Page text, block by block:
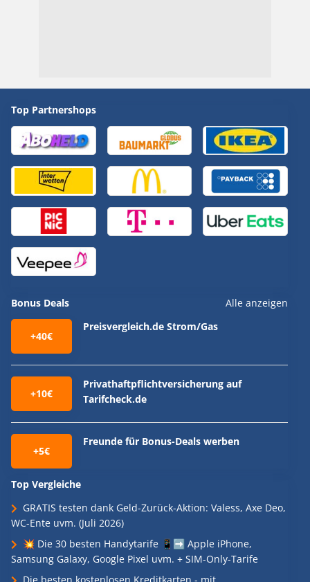
Top Partnershops
Bonus Deals Alle anzeigen
+40€
Preisvergleich.de Strom/Gas
+10€
Privathaftpflichtversicherung auf
Tarifcheck.de
+5€
Freunde für Bonus-Deals werben
Top Vergleiche
GRATIS testen dank Geld-Zurück-Aktion: Valess, Axe Deo,
WC-Ente uvm. (Juli 2026)
💥 Die 30 besten Handytarife 📱➡️ Apple iPhone,
Samsung Galaxy, Google Pixel uvm. + SIM-Only-Tarife